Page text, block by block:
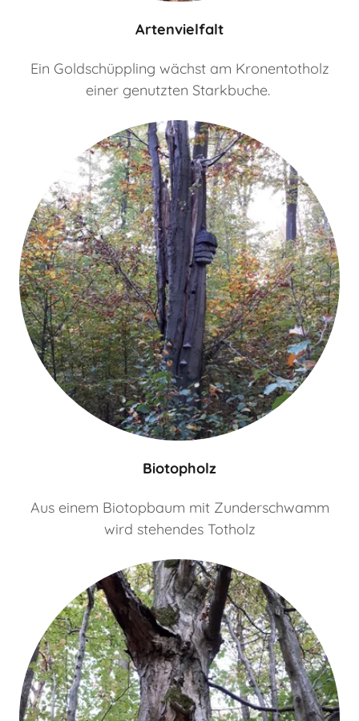
Artenvielfalt
Ein Goldschüppling wächst am Kronentotholz
einer genutzten Starkbuche.
Biotopholz
Aus einem Biotopbaum mit Zunderschwamm
wird stehendes Totholz